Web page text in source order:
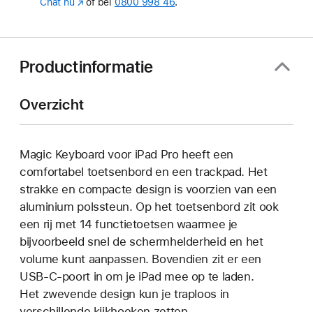
Productinformatie
Overzicht
Magic Keyboard voor iPad Pro heeft een
comfortabel toetsen­bord en een trackpad. Het
strakke en compacte design is voorzien van een
aluminium polssteun. Op het toetsenbord zit ook
een rij met 14 functietoetsen waarmee je
bijvoorbeeld snel de schermhelderheid en het
volume kunt aanpassen. Bovendien zit er een
USB‑C-poort in om je iPad mee op te laden.
Het zwevende design kun je traploos in